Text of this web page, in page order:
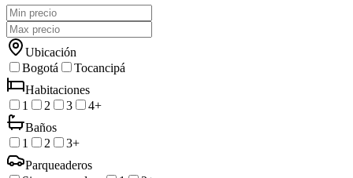
Ubicación
Bogotá
Tocancipá
Habitaciones
1
2 3
4+
Baños
1
2
3+
Parqueaderos